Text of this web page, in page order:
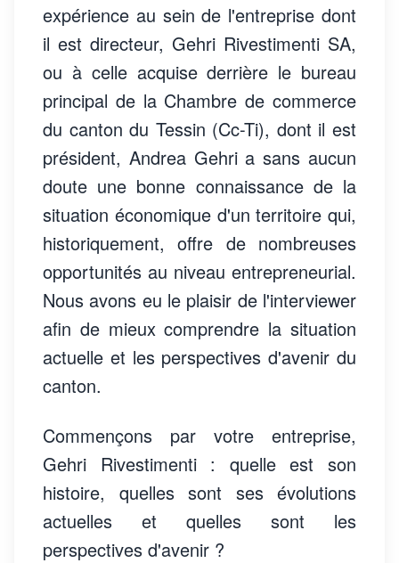
expérience au sein de l'entreprise dont
il est directeur, Gehri Rivestimenti SA,
ou à celle acquise derrière le bureau
principal de la Chambre de commerce
du canton du Tessin (Cc-Ti), dont il est
président, Andrea Gehri a sans aucun
doute une bonne connaissance de la
situation économique d'un territoire qui,
historiquement, offre de nombreuses
opportunités au niveau entrepreneurial.
Nous avons eu le plaisir de l'interviewer
afin de mieux comprendre la situation
actuelle et les perspectives d'avenir du
canton.
Commençons par votre entreprise,
Gehri Rivestimenti : quelle est son
histoire, quelles sont ses évolutions
actuelles et quelles sont les
perspectives d'avenir ?